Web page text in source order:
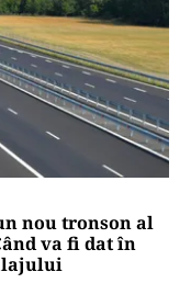
nou tronson al
va fi dat în